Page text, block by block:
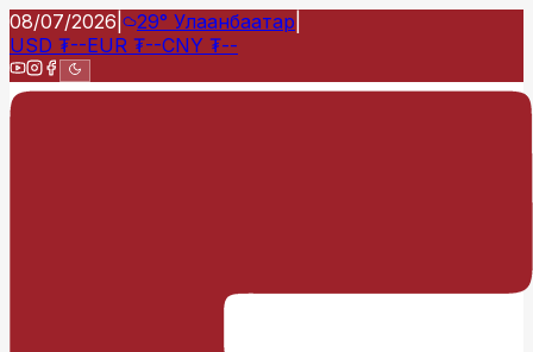
08/07/2026 29° Улаанбаатар
USD ₮--EUR ₮--CNY ₮--